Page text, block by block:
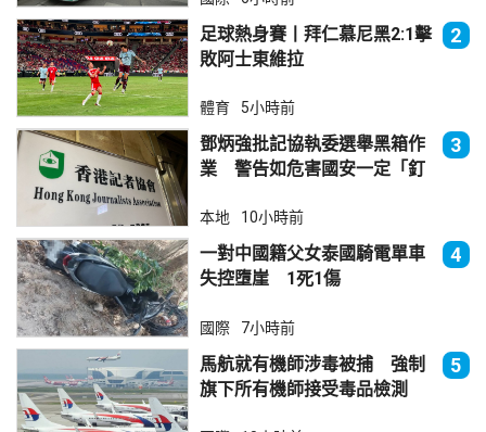
足球熱身賽丨拜仁慕尼黑2:1擊
敗阿士東維拉
2
體育 5小時前
鄧炳強批記協執委選舉黑箱作
業 警告如危害國安一定「釘
3
本地 10小時前
一對中國籍父女泰國騎電單車
失控墮崖 1死1傷
4
國際 7小時前
馬航就有機師涉毒被捕 強制
旗下所有機師接受毒品檢測
5